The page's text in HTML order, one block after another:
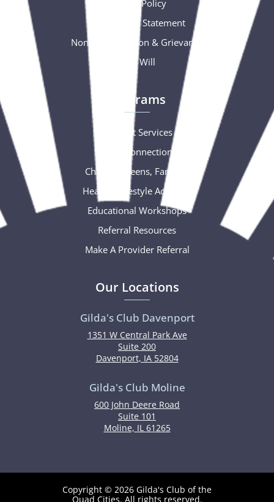
Privacy Policy
Accessibility Statement
Nondiscrimination & Grievance
Free Will
Programs
Support Services
Social Connections
Children, Teens, Families
Healthy Lifestyle Activities
Educational Workshops
Referral Resources
Make A Provider Referral
Our Locations
Gilda's Club Davenport
1351 W Central Park Ave
Suite 200
Davenport, IA 52804
Gilda's Club Moline
600 John Deere Road
Suite 101
Moline, IL 61265
Copyright © 2026 Gilda's Club of the
Quad Cities. All rights reserved.